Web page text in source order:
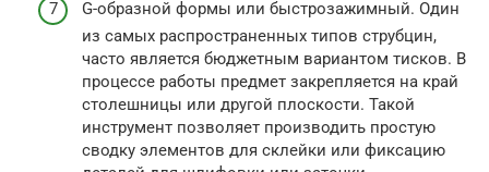
G-образной формы или быстрозажимный. Один
из самых распространенных типов струбцин,
часто является бюджетным вариантом тисков. В
процессе работы предмет закрепляется на край
столешницы или другой плоскости. Такой
инструмент позволяет производить простую
сводку элементов для склейки или фиксацию